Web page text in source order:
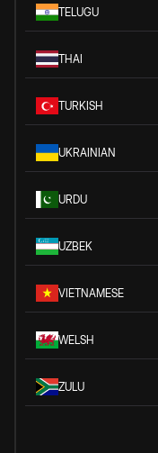
TELUGU
THAI
TURKISH
UKRAINIAN
URDU
UZBEK
VIETNAMESE
WELSH
ZULU